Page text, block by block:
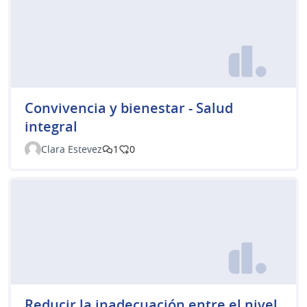
Convivencia y bienestar - Salud
integral
Clara Estevez 1 0